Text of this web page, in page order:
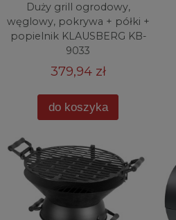
Duży grill ogrodowy,
węglowy, pokrywa + półki +
popielnik KLAUSBERG KB-
9033
379,94 zł
do koszyka